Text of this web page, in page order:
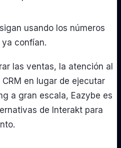
usando los números
confían.
las ventas, la atención al
en lugar de ejecutar
a gran escala, Eazybe es
de Interakt para